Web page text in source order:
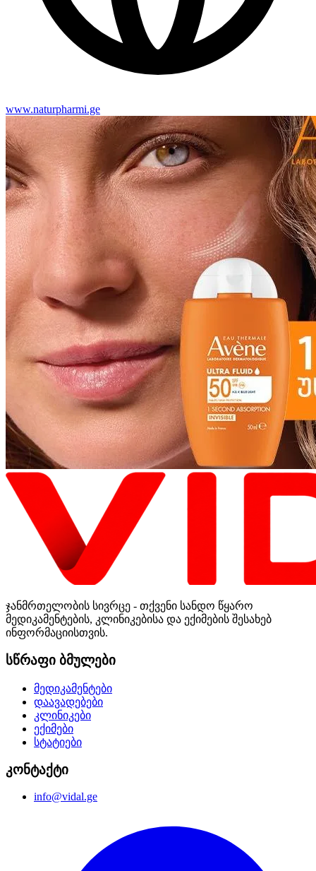
www.naturpharmi.ge
ჯანმრთელობის სივრცე - თქვენი სანდო წყარო
მედიკამენტების, კლინიკებისა და ექიმების შესახებ
ინფორმაციისთვის.
სწრაფი ბმულები
მედიკამენტები
დაავადებები
კლინიკები
ექიმები
სტატიები
კონტაქტი
info@vidal.ge